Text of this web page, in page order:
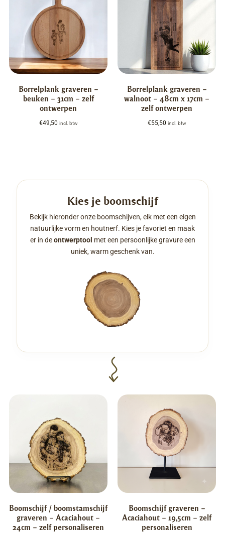
Borrelplank graveren –
beuken – 31cm – zelf
ontwerpen
€49,50 incl. btw
Borrelplank graveren –
walnoot – 48cm x 17cm –
zelf ontwerpen
€55,50 incl. btw
Kies je boomschijf
Bekijk hieronder onze boomschijven, elk met een eigen
natuurlijke vorm en houtnerf. Kies je favoriet en maak
er in deontwerptool met een persoonlijke gravure een
uniek, warm geschenk van.
Boomschijf / boomstamschijf
graveren – Acaciahout –
24cm – zelf personaliseren
Boomschijf graveren –
Acaciahout – 19,5cm – zelf
personaliseren